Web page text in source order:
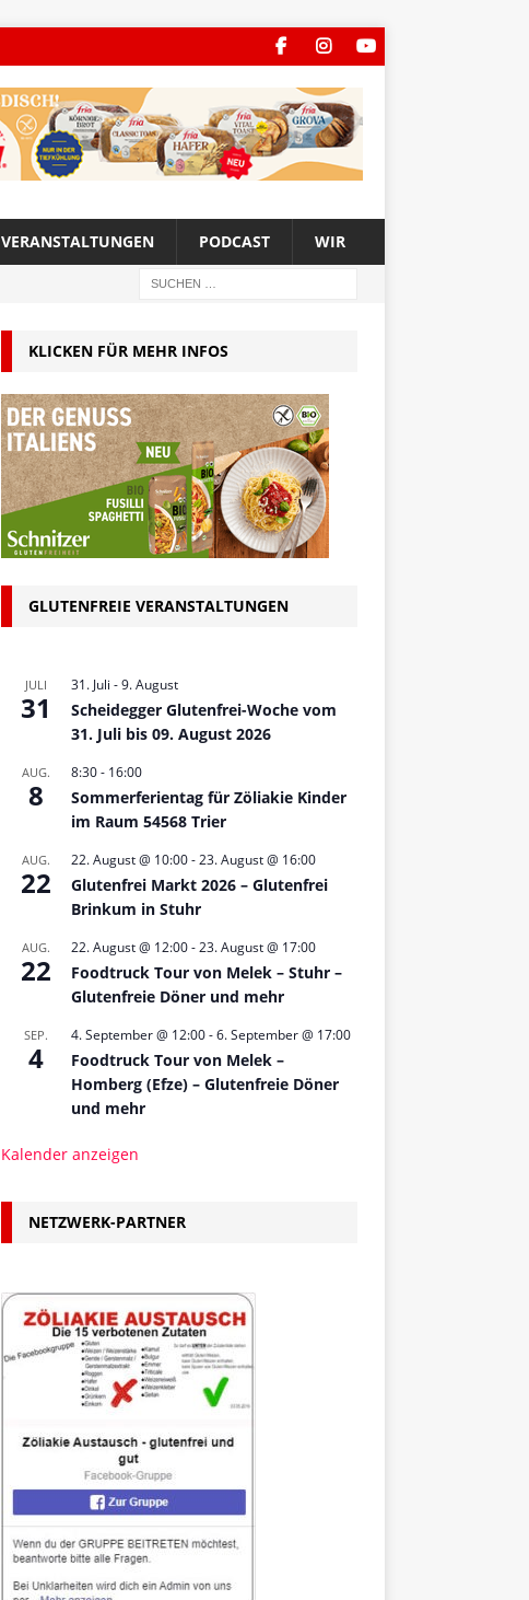
VERANSTALTUNGEN PODCAST WIR
KLICKEN FÜR MEHR INFOS
GLUTENFREIE VERANSTALTUNGEN
JULI
31
31. Juli -9. August
Scheidegger Glutenfrei-Woche vom
31. Juli bis 09. August 2026
AUG.
8
8:30- 16:00
Sommerferientag für Zöliakie Kinder
im Raum 54568 Trier
AUG.
22
22. August @ 10:00-23. August @ 16:00
Glutenfrei Markt 2026 – Glutenfrei
Brinkum in Stuhr
AUG.
22
22. August @ 12:00-23. August @ 17:00
Foodtruck Tour von Melek – Stuhr –
Glutenfreie Döner und mehr
SEP.
4
4. September @ 12:00-6. September @ 17:00
Foodtruck Tour von Melek –
Homberg (Efze) – Glutenfreie Döner
und mehr
Kalender anzeigen
NETZWERK-PARTNER